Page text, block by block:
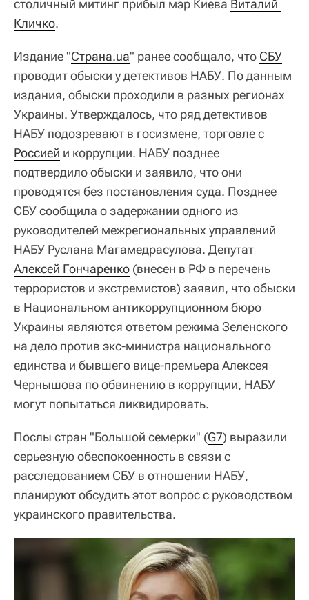
столичный митинг прибыл мэр Киева Виталий
Кличко.
Издание "Страна.ua" ранее сообщало, что СБУ
проводит обыски у детективов НАБУ. По данным
издания, обыски проходили в разных регионах
Украины. Утверждалось, что ряд детективов
НАБУ подозревают в госизмене, торговле с
Россией и коррупции. НАБУ позднее
подтвердило обыски и заявило, что они
проводятся без постановления суда. Позднее
СБУ сообщила о задержании одного из
руководителей межрегиональных управлений
НАБУ Руслана Магамедрасулова. Депутат
Алексей Гончаренко (внесен в РФ в перечень
террористов и экстремистов) заявил, что обыски
в Национальном антикоррупционном бюро
Украины являются ответом режима Зеленского
на дело против экс-министра национального
единства и бывшего вице-премьера Алексея
Чернышова по обвинению в коррупции, НАБУ
могут попытаться ликвидировать.
Послы стран "Большой семерки" (G7) выразили
серьезную обеспокоенность в связи с
расследованием СБУ в отношении НАБУ,
планируют обсудить этот вопрос с руководством
украинского правительства.